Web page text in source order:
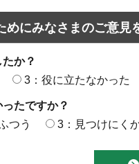
めにみなさまのご意見
か？
3：役に立たなかった
たですか？
つう 3：見つけにく